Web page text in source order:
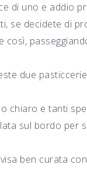
di uno e addio
se decidete di
così,
due
chiaro e tanti
sul bordo per
ben curata